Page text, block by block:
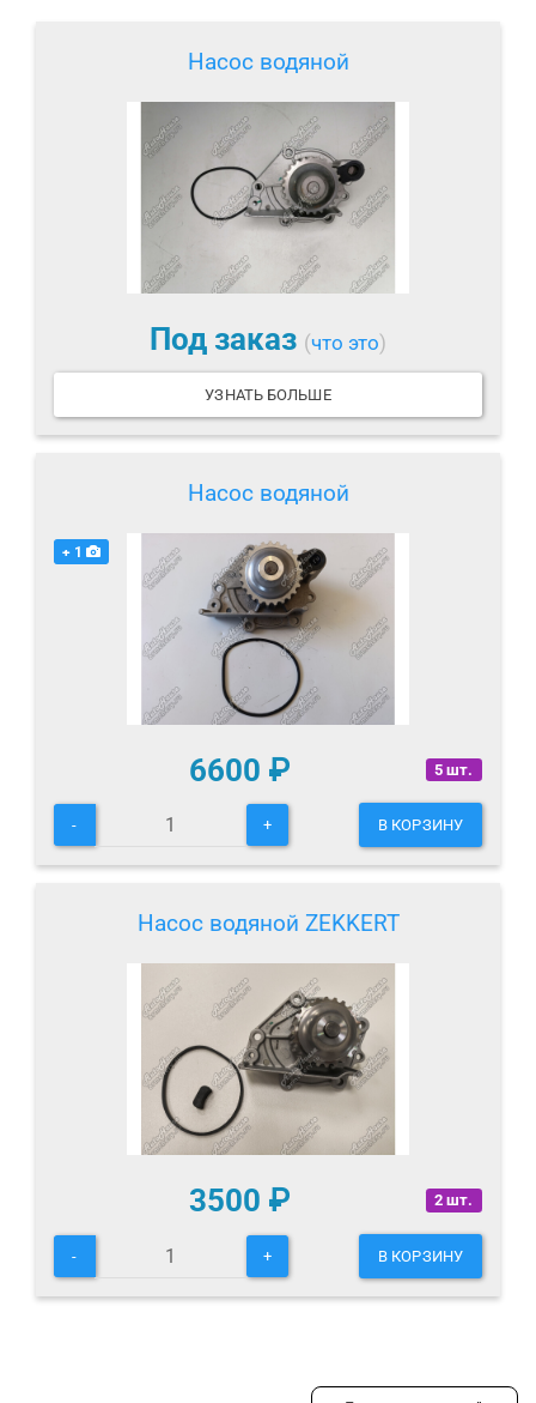
Насос водяной
Под заказ (что это)
УЗНАТЬ БОЛЬШЕ
Насос водяной
+ 1
5 шт.
6600 ₽
- + В КОРЗИНУ
Насос водяной ZEKKERT
2 шт.
3500 ₽
- + В КОРЗИНУ